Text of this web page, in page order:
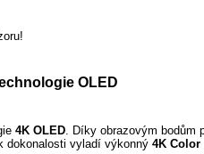
OLED
4K OLED . Díky obrazovým
dokonalosti vyladí výkonný 4K Color